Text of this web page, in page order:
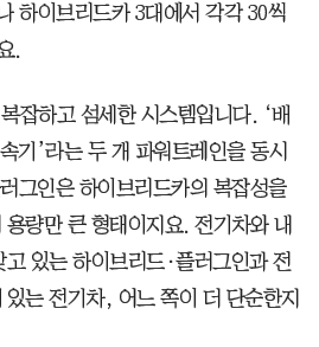
하이브리드카 3대에서 각각 30씩
.
잡하고 섬세한 시스템입니다. ‘배
기’라는 두 개 파워트레인을 동시
그인은 하이브리드카의 복잡성을
량만 큰 형태이지요. 전기차와 내
있는 하이브리드·플러그인과 전
는 전기차, 어느 쪽이 더 단순한지